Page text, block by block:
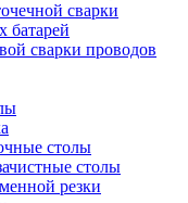
сварки
батарей
сварки проводов
столы
столы
резки